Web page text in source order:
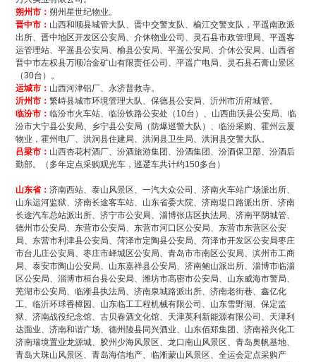
朔州市：朔州星世纪物业。
晋中市： 山西和顺县城管大队、晋中交警支队、榆江交警支队，平遥南政派
出所、晋中地区开发区公安局、介休物业公司、灵石县市政管理局、平遥客
运管理站、平遥县公安局、榆县公安局、平遥公安局、介休公安局、山西省
晋中市左权县万顺冶金矿山有限责任公司、平遥广电局、灵石县石膏山景区
（30台）。
运城市： 山西河津铝厂、永济普救寺。
沂州市：繁峙县城市环境管理大队、保德县公安局、沂州市沂府城管。
临汾市：临汾市火车站、临汾铁路公安处（10台）、山西曲沃县公安局、临
汾市大宁县公安局、乡宁县公安局（防爆巡警大队）、临汾采购、霍州云厦
物业，霍州电厂、洪洞县住建局、洪洞县卫生局、洪洞县交警大队。
吕梁市： 山西杏花村酒厂、汾酒旅游集团、汾酒集团、汾酒保卫部、汾酒后
勤部。（多年定点采购观光车，巡逻车共计约150多台）
山东省：济南西站、泰山风景区、一汽大众公司、济南火车站广场派出所、
山东运河监狱、济南长途客车站、山东省委大院、济南堤口路派出所、济南
长途汽车总站派出所、济宁市公安局、淄博张店区执法局、济南平阴城管、
德州市公安局、东营市公安局、东营市河口区公安局、东营市东营区公安
局、东营市利津县公安局、菏泽市定陶县公安局、菏泽市开发区公安局枣庄
市台儿庄公安局、枣庄市峄城区公安局、青岛市市南区公安局、滨州市工商
局、泰安市陶山公安局、山东嘉祥县公安局、济南鲍山派出所、淄博市临淄
区公安局、淄博市桓台县公安局、潍坊市高密市公安局、山东威海市警局、
芜湖市公安局、临淅县执法局、济南泉城路派出所、济南老街巷、鑫亿化
工、临沂环球香樟园、山东临工工程机械有限公司、山东雪野湖、保定监
狱、济南战役纪念馆、古贝春酒文化馆、天津英利新能源有限公司、天津利
达面业、济南和谐广场、德州陵县同兴酒业、山东佰郑集团、济南裕兴化工
济南瑞境置业龙源城、胶州少海风景区、龙口南山风景区、青岛奥帆基地、
青岛大珠山风景区、青岛海信地产、临淅蒙山风景区、全运会定点采购产